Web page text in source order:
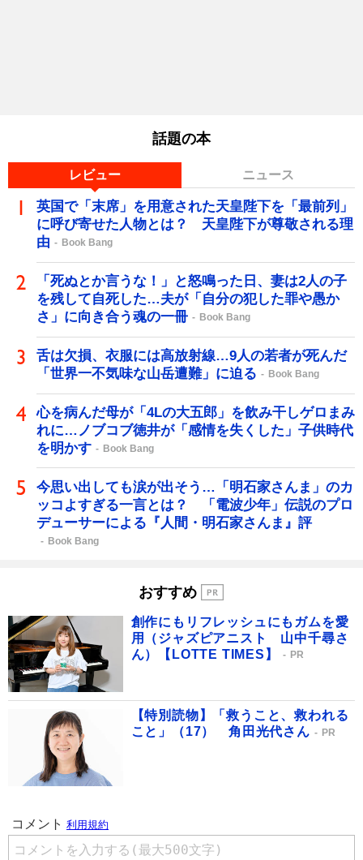
話題の本
レビュー ニュース
英国で「末席」を用意された天皇陛下を「最前列」
に呼び寄せた人物とは？ 天皇陛下が尊敬される理
由
Book Bang
「死ぬとか言うな！」と怒鳴った日、妻は2人の子
を残して自死した…夫が「自分の犯した罪や愚か
さ」に向き合う魂の一冊
Book Bang
舌は欠損、衣服には高放射線…9人の若者が死んだ
「世界一不気味な山岳遭難」に迫る
Book Bang
心を病んだ母が「4Lの大五郎」を飲み干しゲロまみ
れに…ノブコブ徳井が「感情を失くした」子供時代
を明かす
Book Bang
今思い出しても涙が出そう…「明石家さんま」のカ
ッコよすぎる一言とは？ 「電波少年」伝説のプロ
デューサーによる『人間・明石家さんま』評
Book Bang
おすすめ
創作にもリフレッシュにもガムを愛
用（ジャズピアニスト 山中千尋さ
ん）【LOTTE TIMES】
PR
【特別読物】「救うこと、救われる
こと」（17） 角田光代さん
PR